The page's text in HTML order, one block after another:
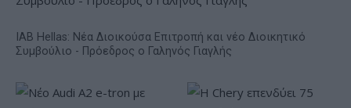
IAB Hellas: Νέα Διοικούσα Επιτροπή και νέο Διοικητικό
Συμβούλιο - Πρόεδρος ο Γαληνός Γιαγλής